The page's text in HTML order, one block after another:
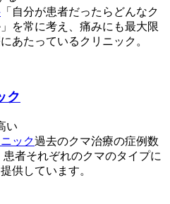
「自分が患者だったらどんなク
を常に考え、痛みにも最大限
あたっているクリニック。
ク
い
過去のクマ治療の症例数
患者それぞれのクマのタイプに
供しています。